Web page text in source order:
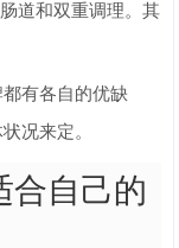
道和双重调理。其
有各自的优缺
况来定。
合自己的